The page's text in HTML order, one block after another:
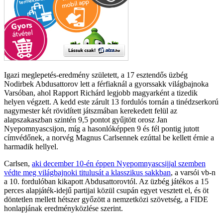
Igazi meglepetés-eredmény született, a 17 esztendős üzbég
Nodirbek Abdusattorov lett a férfiaknál a gyorssakk világbajnoka
Varsóban, ahol Rapport Richárd legjobb magyarként a tizedik
helyen végzett. A kedd este zárult 13 fordulós tornán a tinédzserkorú
nagymester két rövidített játszmában kerekedett felül az
alapszakaszban szintén 9,5 pontot gyűjtött orosz Jan
Nyepomnyascsijon, míg a hasonlóképpen 9 és fél pontig jutott
címvédőnek, a norvég Magnus Carlsennek ezúttal be kellett érnie a
harmadik hellyel.
Carlsen, aki december 10-én éppen Nyepomnyascsijjal szemben
védte meg világbajnoki titulusát a klasszikus sakkban, a varsói vb-n
a 10. fordulóban kikapott Abdusattorovtól. Az üzbég játékos a 15
perces alapjáték-idejű partijai közül csupán egyet vesztett el, és öt
döntetlen mellett hétszer győzött a nemzetközi szövetség, a FIDE
honlapjának eredményközlése szerint.